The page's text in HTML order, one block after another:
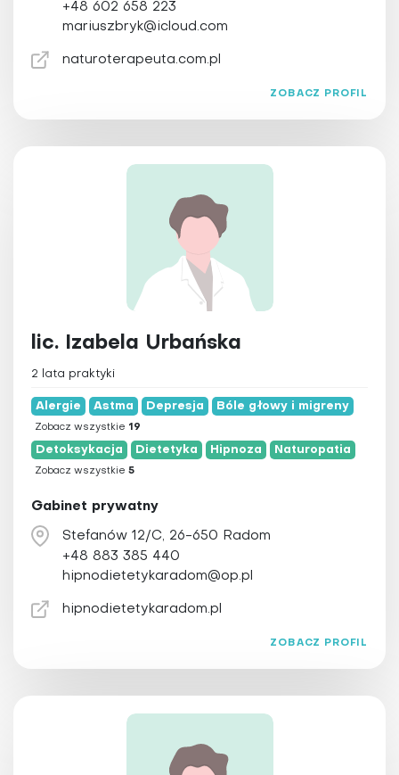
Reiki
Tai Chi
Terapia obrzęków limfatycznych
Terapia przeciwstarzeniowa
Trening personalny
Ziołolecznictwo
+48 602 658 223
mariuszbryk@icloud.com
naturoterapeuta.com.pl
ZOBACZ PROFIL
lic. Izabela Urbańska
2 lata praktyki
Alergie Astma Depresja Bóle głowy i migreny
Zobacz wszystkie 19
Detoksykacja Dietetyka Hipnoza Naturopatia
Zobacz wszystkie 5
Gabinet prywatny
Stefanów 12/C, 26-650 Radom
+48 883 385 440
hipnodietetykaradom@op.pl
hipnodietetykaradom.pl
ZOBACZ PROFIL